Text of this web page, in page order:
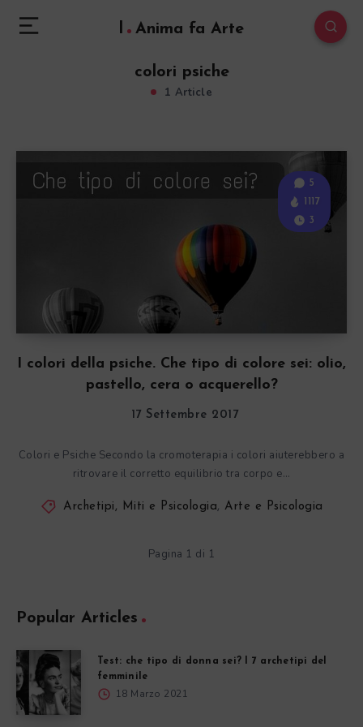
l Anima fa Arte
colori psiche
1 Article
I colori della psiche. Che tipo di colore sei: olio,
pastello, cera o acquerello?
5
1117
3
17 Settembre 2017
Colori e Psiche Secondo la cromoterapia i colori aiuterebbero a
ritrovare il corretto equilibrio tra corpo e…
Archetipi, Miti e Psicologia, Arte e Psicologia
Pagina 1 di 1
Popular Articles
Test: che tipo di donna sei? I 7 archetipi del
femminile
18 Marzo 2021